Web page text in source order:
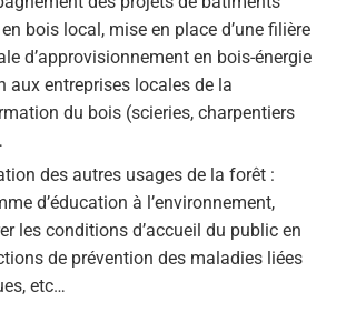
bois local, mise en place d’une filière
d’approvisionnement en bois-énergie
aux entreprises locales de la
du bois (scieries, charpentiers
des autres usages de la forêt :
d’éducation à l’environnement,
les conditions d’accueil du public en
de prévention des maladies liées
etc…